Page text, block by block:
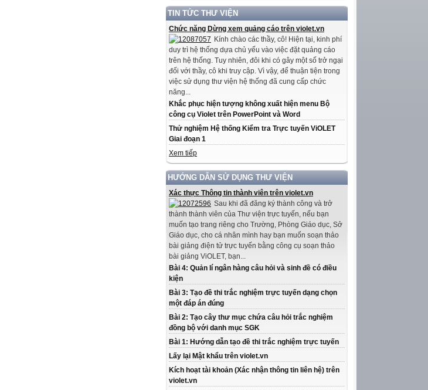
TIN TỨC THƯ VIỆN
Chức năng Dừng xem quảng cáo trên violet.vn
Kính chào các thầy, cô! Hiện tại, kinh phí
duy trì hệ thống dựa chủ yếu vào việc đặt quảng cáo
trên hệ thống. Tuy nhiên, đôi khi có gây một số trở ngại
đối với thầy, cô khi truy cập. Vì vậy, để thuận tiện trong
việc sử dụng thư viện hệ thống đã cung cấp chức
năng...
Khắc phục hiện tượng không xuất hiện menu Bộ
công cụ Violet trên PowerPoint và Word
Thử nghiệm Hệ thống Kiểm tra Trực tuyến ViOLET
Giai đoạn 1
Xem tiếp
HƯỚNG DẪN SỬ DỤNG THƯ VIỆN
Xác thực Thông tin thành viên trên violet.vn
Sau khi đã đăng ký thành công và trở
thành thành viên của Thư viện trực tuyến, nếu bạn
muốn tạo trang riêng cho Trường, Phòng Giáo dục, Sở
Giáo dục, cho cá nhân mình hay bạn muốn soạn thảo
bài giảng điện tử trực tuyến bằng công cụ soạn thảo
bài giảng ViOLET, bạn...
Bài 4: Quản lí ngân hàng câu hỏi và sinh đề có điều
kiện
Bài 3: Tạo đề thi trắc nghiệm trực tuyến dạng chọn
một đáp án đúng
Bài 2: Tạo cây thư mục chứa câu hỏi trắc nghiệm
đồng bộ với danh mục SGK
Bài 1: Hướng dẫn tạo đề thi trắc nghiệm trực tuyến
Lấy lại Mật khẩu trên violet.vn
Kích hoạt tài khoản (Xác nhận thông tin liên hệ) trên
violet.vn